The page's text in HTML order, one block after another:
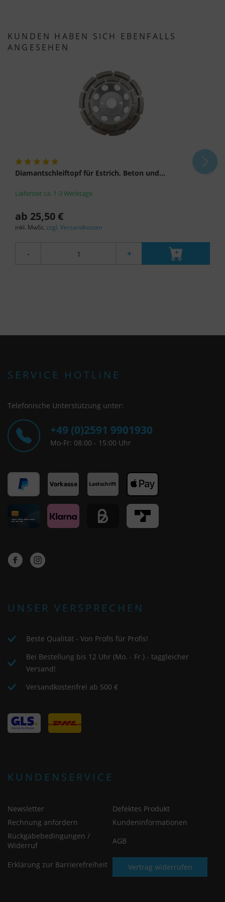
KUNDEN HABEN SICH EBENFALLS
ANGESEHEN
Diamantschleiftopf für Estrich, Beton und...
Lieferzeit ca. 1-3 Werktage
ab 25,50 €
inkl. MwSt. zzgl. Versandkosten
- +
SERVICE HOTLINE
Telefonische Unterstützung unter:
+49 (0)2591 9901930
Mo-Fr: 08:00 - 15:00 Uhr
UNSER VERSPRECHEN
Beste Qualität - Von Profis für Profis!
Bei Bestellung bis 12 Uhr (Mo. - Fr.) - taggleicher
Versand!
Versandkostenfrei ab 500 €
KUNDENSERVICE
Newsletter
Defektes Produkt
Rechnung anfordern
Kundeninformationen
Rückgabebedingungen /
Widerruf
AGB
Erklärung zur Barrierefreiheit Vertrag widerrufen
Daten von US-Behörden zu Kontroll- und
Überwachungszwecken, möglicherweise ohne
"Nur essenzielle Cookies akzeptieren" klicken,
findet die oben beschriebene Übertragung nicht